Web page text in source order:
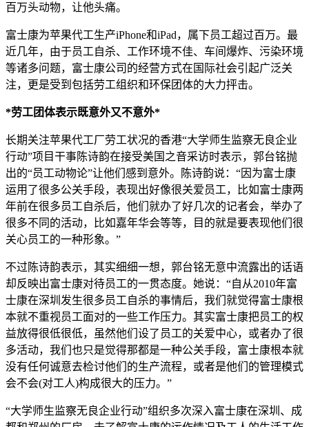
百万头动物，让他头痛。
富士康为苹果代工生产iPhone和iPad，属下员工超过百万。最
近几年，由于员工自杀、工作环境不佳、车间爆炸、污染环境
等诸多问题，富士康公司的经营方式在国际社会引起广泛关
注，更是受到包括劳工组织和环保团体的大力抨击。
*劳工团体表示既意外又不意外*
长期关注苹果代工厂劳工状况的香港“大学师生监察无良企业
行动”项目干事陈诗韵在接受美国之音采访时表示，郭台铭抛
出的“员工动物论”让他们感到意外。陈诗韵说：“因为富士康
运用了很多公关手段，表现出好像很关爱员工，比如富士康两
年前在很多员工自杀后，他们就办了好几次的记者会，举办了
很多不同的活动，比如嘉年华会等等，目的就是要表现他们很
关心员工的一种形象。”
不过陈诗韵表示，其实细细一想，郭台铭无意中流露出的话语
却反映出富士康对待员工的一贯态度。她说：“自从2010年富
士康在深圳发生很多员工自杀的事情后，我们就觉得富士康根
本就不重视员工面对的一些工作压力。其实富士康把员工的权
益放得很低很低，虽然他们设了员工的关爱中心，或者办了很
多活动，我们也只是觉得那都是一种公关手段，富士康根本就
没有任何诚意去检讨他们的生产流程，或者是他们的管理模式
会不会(对工人)构成很大的压力。”
“大学师生监察无良企业行动”组织多次深入富士康在深圳、成